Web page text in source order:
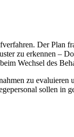
Der Plan
zu erkennen –
Wechsel des
zu
sollen in